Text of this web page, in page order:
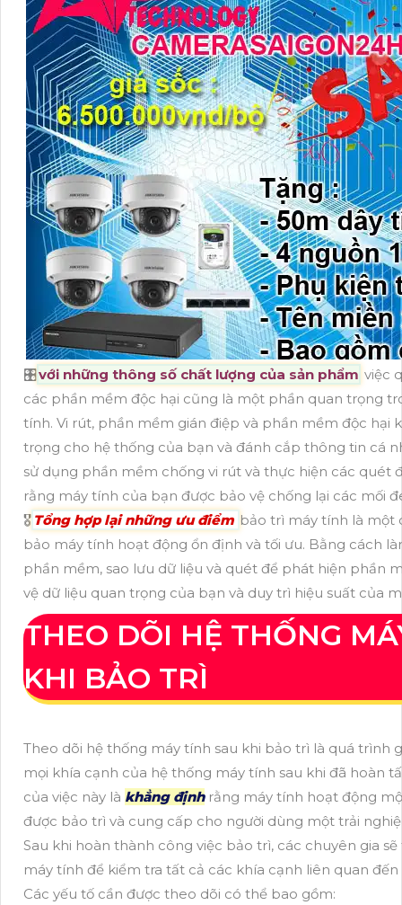
🎛với những thông số chất lượng của sản phẩm việc
các phần mềm độc hại cũng là một phần quan trọng
tính. Vi rút, phần mềm gián điệp và phần mềm độc hại
trọng cho hệ thống của bạn và đánh cắp thông tin cá
sử dụng phần mềm chống vi rút và thực hiện các quét
rằng máy tính của bạn được bảo vệ chống lại các mối
🎖️ Tổng hợp lại những ưu điểm bảo trì máy tính là một
bảo máy tính hoạt động ổn định và tối ưu. Bằng cách
phần mềm, sao lưu dữ liệu và quét để phát hiện phần
vệ dữ liệu quan trọng của bạn và duy trì hiệu suất của
THEO DÕI HỆ THỐNG
KHI BẢO TRÌ
Theo dõi hệ thống máy tính sau khi bảo trì là quá trình
mọi khía cạnh của hệ thống máy tính sau khi đã hoàn
của việc này là khẳng địnhrằng máy tính hoạt động
được bảo trì và cung cấp cho người dùng một trải
Sau khi hoàn thành công việc bảo trì, các chuyên gia
máy tính để kiểm tra tất cả các khía cạnh liên quan
Các yếu tố cần được theo dõi có thể bao gồm: